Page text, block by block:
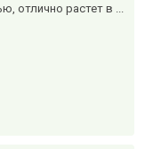
отлично растет в ...